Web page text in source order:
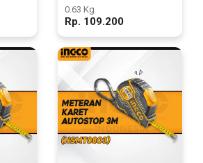
0.63 Kg
Rp. 109.200